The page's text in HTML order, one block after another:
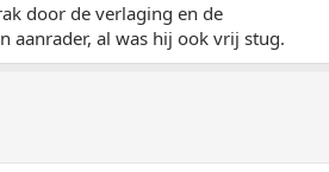
door de verlaging en de
aanrader, al was hij ook vrij stug.